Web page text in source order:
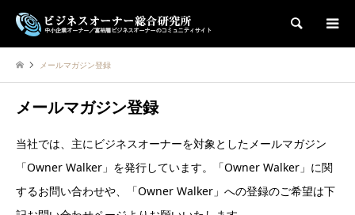
検索
メールマガジン登録
メールマガジン登録
当社では、主にビジネスオーナーを対象としたメールマガジン
「Owner Walker」を発行しています。「Owner Walker」に関
するお問い合わせや、「Owner Walker」への登録のご希望は下